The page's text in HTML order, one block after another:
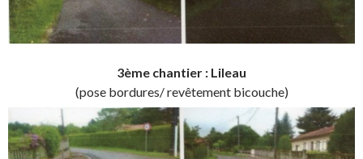
3ème chantier : Lileau
(pose bordures/ revêtement bicouche)